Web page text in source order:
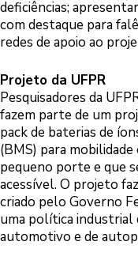
deficiências;
com destaque para
redes de apoio ao
Projeto da UFPR
Pesquisadores da
fazem parte de um
pack de baterias de
(BMS) para
pequeno porte e que
acessível. O projeto
criado pelo Governo
uma política
automotivo e de